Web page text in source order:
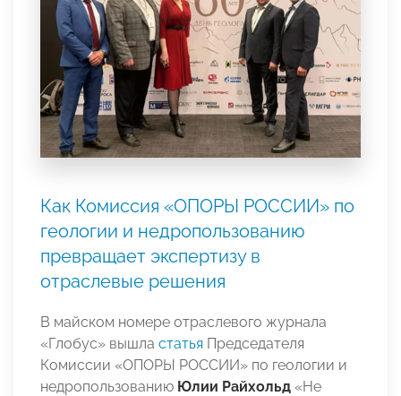
Как Комиссия «ОПОРЫ РОССИИ» по
геологии и недропользованию
превращает экспертизу в
отраслевые решения
В майском номере отраслевого журнала
«Глобус» вышла статья Председателя
Комиссии «ОПОРЫ РОССИИ» по геологии и
недропользованию Юлии Райхольд «Не